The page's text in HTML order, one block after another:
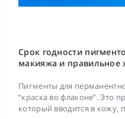
Срок годности
макияжа и правильное
Пигменты для
“краска во флаконе”. Это
который вводится в кожу,